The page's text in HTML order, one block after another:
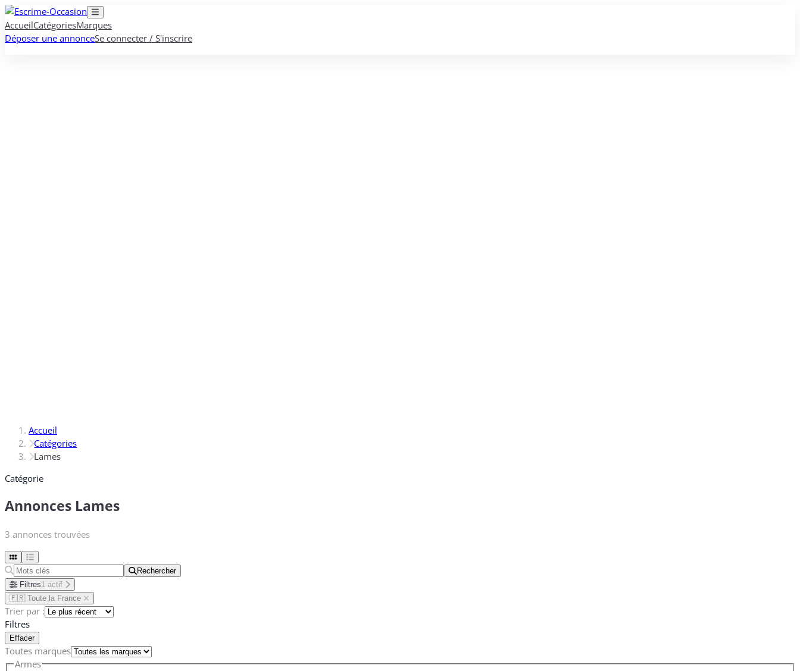
AccueilCatégoriesMarques
Déposer une annonceSe connecter / S'inscrire
Accueil
Catégories
Lames
Catégorie
Annonces Lames
3 annonces trouvées
Rechercher
Rechercher
Filtres1 actif
🇫🇷 Toute la France
Trier par :
Filtres
Effacer
Toutes marques
Armes